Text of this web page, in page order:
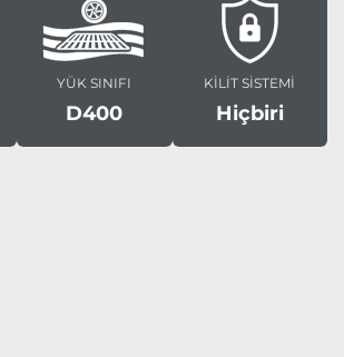
YÜK SINIFI
D400
KİLİT SİSTEMİ
Hiçbiri